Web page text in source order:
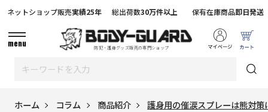
防犯・護身グッズ販売の専門ショップ
ネットショップ販売実績25年 総出荷数30万件以上 保有在庫商品即日発送
menu
ホーム コラム 商品紹介 護身用の催涙スプレーは熊対